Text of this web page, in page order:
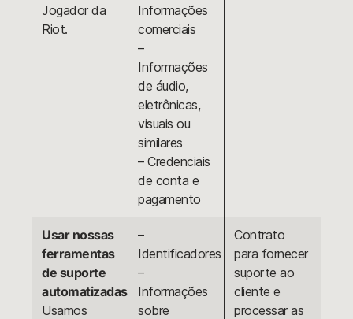
Jogador da
Riot.
Informações
comerciais
–
Informações
de áudio,
eletrônicas,
visuais ou
similares
– Credenciais
de conta e
pagamento
Usar nossas
ferramentas
de suporte
automatizadas
Usamos
–
Identificadores
–
Informações
sobre
Contrato
para fornecer
suporte ao
cliente e
processar as